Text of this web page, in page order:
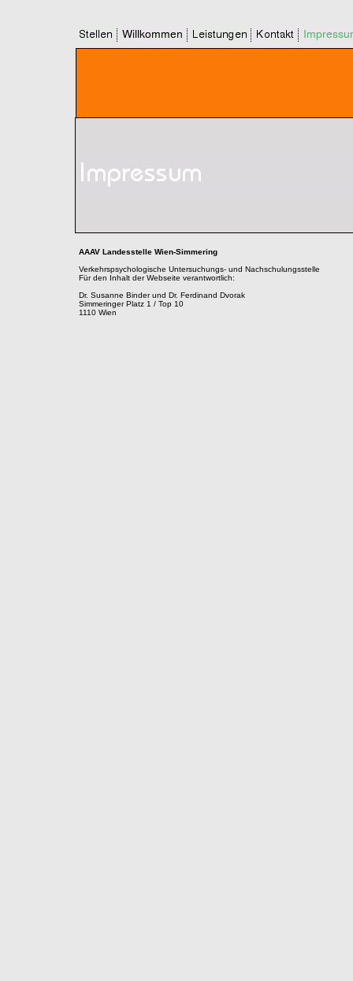
AAAV Landesstelle Wien-Simmering
Verkehrspsychologische Untersuchungs- und Nachschulungsstelle
Für den Inhalt der Webseite verantwortlich:
Dr. Susanne Binder und Dr. Ferdinand Dvorak
Simmeringer Platz 1 / Top 10
1110 Wien